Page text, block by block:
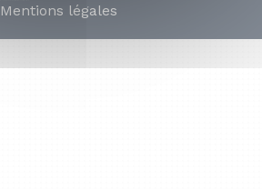
Mentions légales